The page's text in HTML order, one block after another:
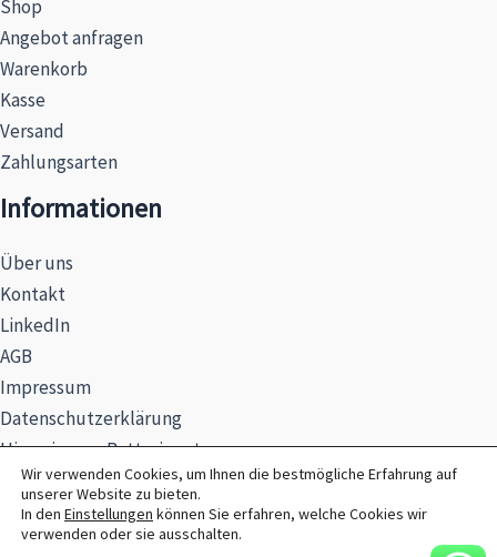
Shop
Angebot anfragen
Warenkorb
Kasse
Versand
Zahlungsarten
Informationen
Über uns
Kontakt
LinkedIn
AGB
Impressum
Datenschutzerklärung
Hinweise zur Batterieentsorgung
Wir verwenden Cookies, um Ihnen die bestmögliche Erfahrung auf
unserer Website zu bieten.
In den Einstellungen können Sie erfahren, welche Cookies wir
verwenden oder sie ausschalten.